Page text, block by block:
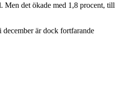
Men det ökade med 1,8 procent, till
är dock fortfarande